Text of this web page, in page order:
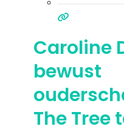
Caroline
bewust
The Tree